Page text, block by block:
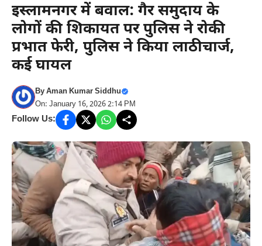
इस्लामनगर में बवाल: गैर समुदाय के
लोगों की शिकायत पर पुलिस ने रोकी
प्रभात फेरी, पुलिस ने किया लाठीचार्ज,
कई घायल
ByAman Kumar Siddhu
On: January 16, 2026 2:14 PM
Follow Us: